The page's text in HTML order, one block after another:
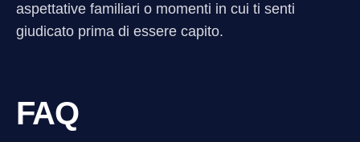
aspettative familiari o momenti in cui ti senti
giudicato prima di essere capito.
FAQ